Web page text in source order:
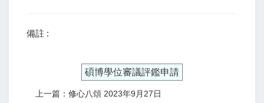
備註 :
碩博學位審議評鑑申請
上一篇：修心八頌 2023年9月27日